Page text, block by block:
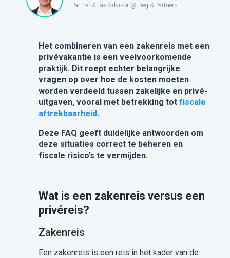
Partner & Tax Advisor @ Deg & Partners
Het combineren van een zakenreis met een
privévakantie is een veelvoorkomende
praktijk. Dit roept echter belangrijke
vragen op over hoe de kosten moeten
worden verdeeld tussen zakelijke en privé-
uitgaven, vooral met betrekking tot fiscale
aftrekbaarheid.
Deze FAQ geeft duidelijke antwoorden om
deze situaties correct te beheren en
fiscale risico’s te vermijden.
Wat is een zakenreis versus een
privéreis?
Zakenreis
Een zakenreis is een reis in het kader van de